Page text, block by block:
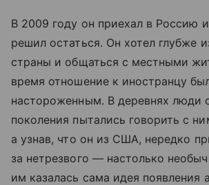
В 2009 году он приехал в Россию
решил остаться. Он хотел глубже
страны и общаться с местными
время отношение к иностранцу
настороженным. В деревнях люди
поколения пытались говорить с
а узнав, что он из США, нередко
за нетрезвого — настолько
им казалась сама идея появления